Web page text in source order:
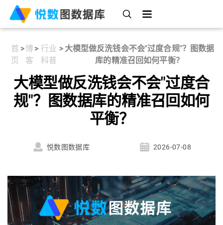
首
页
>博
客
> 行业
科普
> 大模型做反洗钱会不会"过度合规"？图数据
库的精准召回如何平衡？
大模型做反洗钱会不会"过度合
规"？图数据库的精准召回如何
平衡？
悦数图数据库 2026-07-08